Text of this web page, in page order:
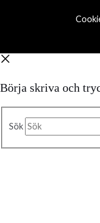
Börja skriva och
Sök